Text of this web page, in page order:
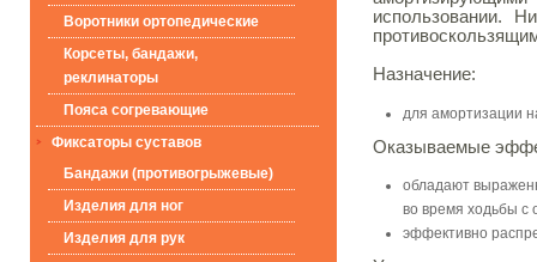
Воротники ортопедические
Корсеты, бандажи,
реклинаторы
Пояса согревающие
Фиксаторы суставов
Бандажи (противогрыжевые)
Изделия для ног
Изделия для рук
использовании.
Назначение:
для амортизации
Оказываемые
обладают
во время ходьбы с
эффективно